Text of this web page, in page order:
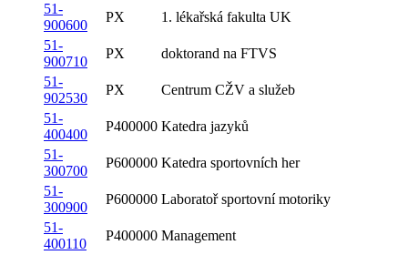
51-
900600
PX
1. lékařská fakulta UK
51-
900710
PX
doktorand na FTVS
51-
902530
PX
Centrum CŽV a služeb
51-
400400
P400000 Katedra jazyků
51-
300700
P600000 Katedra sportovních her
51-
300900
P600000 Laboratoř sportovní motoriky
51-
400110
P400000 Management